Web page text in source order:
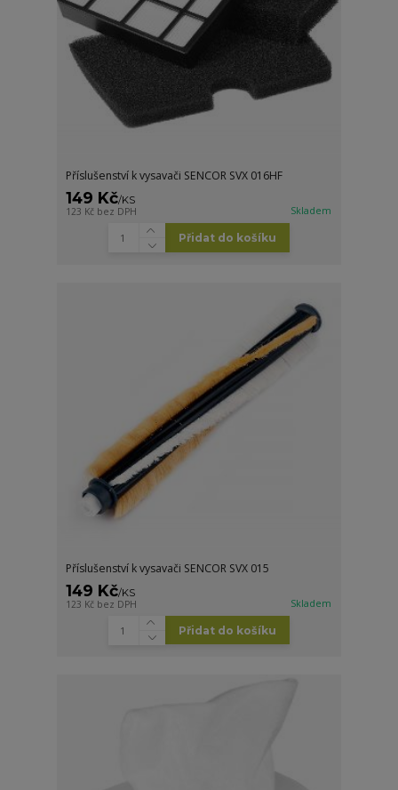
Příslušenství k vysavači SENCOR SVX 016HF
149 Kč/KS
123 Kč bez DPH Skladem
Přidat do košíku
Příslušenství k vysavači SENCOR SVX 015
149 Kč/KS
123 Kč bez DPH Skladem
Přidat do košíku